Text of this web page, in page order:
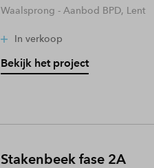
Waalsprong - Aanbod BPD, Lent
In verkoop
Bekijk het project
Stakenbeek fase 2A